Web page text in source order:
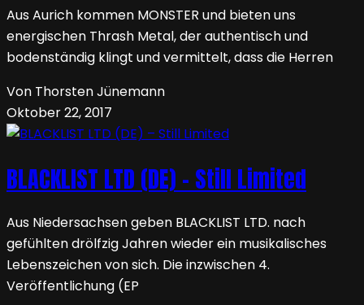
Aus Aurich kommen MONSTER und bieten uns
energischen Thrash Metal, der authentisch und
bodenständig klingt und vermittelt, dass die Herren
Von Thorsten Jünemann
Oktober 22, 2017
BLACKLIST LTD (DE) – Still Limited
Aus Niedersachsen geben BLACKLIST LTD. nach
gefühlten drölfzig Jahren wieder ein musikalisches
Lebenszeichen von sich. Die inzwischen 4.
Veröffentlichung (EP